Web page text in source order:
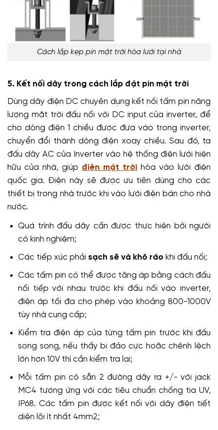
Cách lắp kẹp pin mặt trời hòa lưới tại nhà
5. Kết nối dây trong cách lắp đặt pin mặt trời
Dùng dây điện DC chuyên dụng kết nối tấm pin năng
lượng mặt trời đấu nối với DC input của inverter, để
cho dòng điện 1 chiều được đưa vào trong inverter,
chuyển đổi thành dòng điện xoay chiều.Sau đó, ta
đấu dây AC của Inverter vào hệ thống điện lưới hiện
hữu của nhà, giúp điện mặt trời hòa vào lưới điện
quốc gia. Điện này sẽ được ưu tiên dùng cho các
thiết bị trong nhà trước khi vào lưới điện bán cho nhà
nước.
Quá trình đấu dây cần được thực hiện bởi người
có kinh nghiệm;
Các tiếp xúc phảisạch sẽ và khô ráo khi đấu nối;
Các tấm pin có thể được tăng áp bằng cách đấu
nối tiếp với nhau trước khi đấu nối vào inverter,
điện áp tối đa cho phép vào khoảng 800-1000V
tùy nhà cung cấp;
Kiểm tra điện áp của từng tấm pin trước khi đấu
song song, nếu thấy bị đảo cực hoặc chênh lệch
lớn hơn 10V thì cần kiểm tra lại;
Mỗi tấm pin có sẵn 2 đường dây ra +/- với jack
MC4 tương ứng với các tiêu chuẩn chống tia UV,
IP68. Các tấm pin được kết nối với dây điện tiết
diện lõi ít nhất 4mm2;